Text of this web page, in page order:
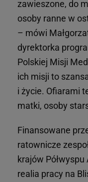
zawieszone, do
osoby ranne w
– mówi
dyrektorka
Polskiej Misji
ich misji to
i życie. Ofiarami
matki, osoby
Finansowane
ratownicze
krajów
realia pracy na